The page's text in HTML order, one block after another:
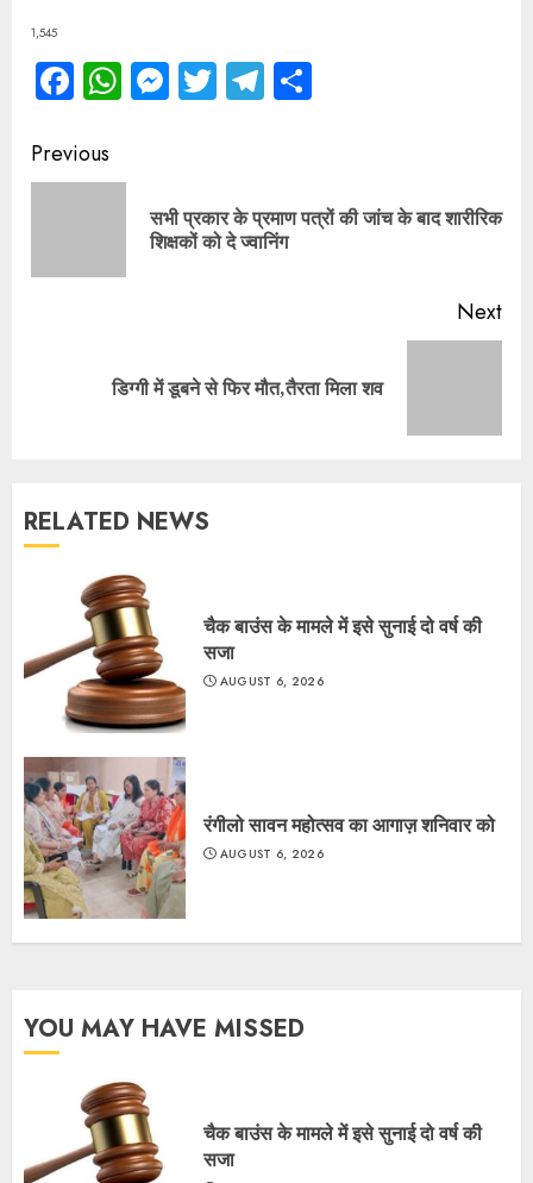
1,545
Facebook
WhatsApp
Messenger
TwitterTelegram
Continue
Reading
Previous
सभी प्रकार के प्रमाण पत्रों की जांच के बाद शारीरिक
शिक्षकों को दे ज्वानिंग
Next
डिग्गी में डूबने से फिर मौत,तैरता मिला शव
RELATED NEWS
चैक बाउंस के मामले में इसे सुनाई दो वर्ष की
सजा
AUGUST 6, 2026
रंगीलो सावन महोत्सव का आगाज़ शनिवार को
AUGUST 6, 2026
YOU MAY HAVE MISSED
चैक बाउंस के मामले में इसे सुनाई दो वर्ष की
सजा